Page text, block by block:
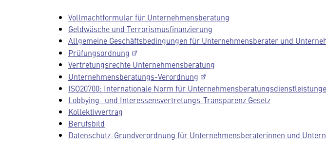
Vollmachtformular für Unternehmensberatung
Geldwäsche und Terrorismusfinanzierung
Allgemeine Geschäftsbedingungen für Unternehmensberater und
Prüfungsordnung
Vertretungsrechte Unternehmensberatung
Unternehmensberatungs-Verordnung
ISO20700: Internationale Norm für
Lobbying- und Interessensvertretungs-Transparenz Gesetz
Kollektivvertrag
Berufsbild
Datenschutz-Grundverordnung für Unternehmensberaterinnen und